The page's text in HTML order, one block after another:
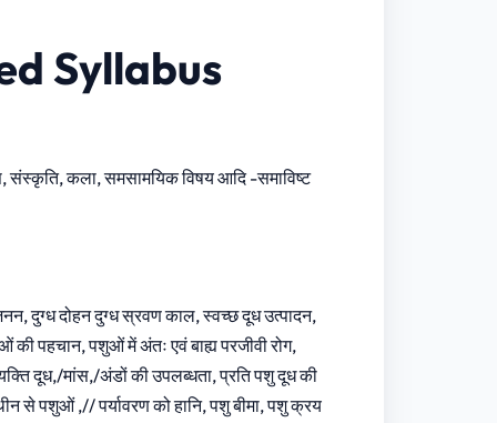
Syllabus
संस्कृति, कला, समसामयिक विषय आदि -समाविष्ट
दुग्ध दोहन दुग्ध स्रवण काल, स्वच्छ दूध उत्पादन,
पहचान, पशुओं में अंतः एवं बाह्य परजीवी रोग,
दूध,/मांस,/अंडों की उपलब्धता, प्रति पशु दूध की
से पशुओं ,// पर्यावरण को हानि, पशु बीमा, पशु क्रय